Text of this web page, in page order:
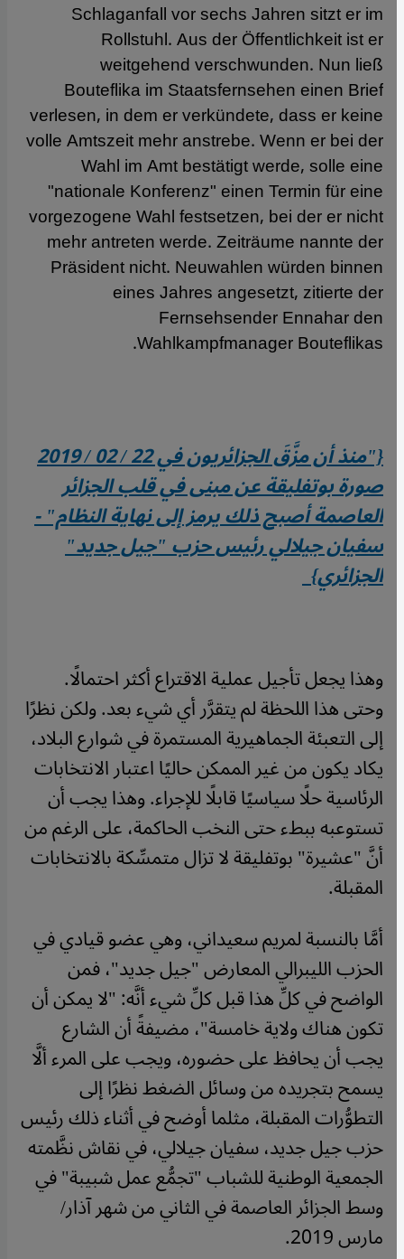
Schlaganfall vor sechs Jahren sitzt er im
Rollstuhl. Aus der Öffentlichkeit ist er
weitgehend verschwunden. Nun ließ
Bouteflika im Staatsfernsehen einen Brief
verlesen, in dem er verkündete, dass er keine
volle Amtszeit mehr anstrebe. Wenn er bei der
Wahl im Amt bestätigt werde, solle eine
"nationale Konferenz" einen Termin für eine
vorgezogene Wahl festsetzen, bei der er nicht
mehr antreten werde. Zeiträume nannte der
Präsident nicht. Neuwahlen würden binnen
eines Jahres angesetzt, zitierte der
Fernsehsender Ennahar den
Wahlkampfmanager Bouteflikas.
{"منذ أن مزَّقَ الجزائريون في 22 / 02 / 2019
صورة بوتفليقة عن مبنى في قلب الجزائر
العاصمة أصبح ذلك يرمز إلى نهاية النظام" -
سفيان جيلالي رئيس حزب "جيل جديد"
الجزائري}
وهذا يجعل تأجيل عملية الاقتراع أكثر احتمالًا.
وحتى هذا اللحظة لم يتقرَّر أي شيء بعد. ولكن نظرًا
إلى التعبئة الجماهيرية المستمرة في شوارع البلاد،
يكاد يكون من غير الممكن حاليًا اعتبار الانتخابات
الرئاسية حلًا سياسيًا قابلًا للإجراء. وهذا يجب أن
تستوعبه ببطء حتى النخب الحاكمة، على الرغم من
أنَّ "عشيرة" بوتفليقة لا تزال متمسِّكة بالانتخابات
المقبلة.
أمَّا بالنسبة لمريم سعيداني، وهي عضو قيادي في
الحزب الليبرالي المعارض "جيل جديد"، فمن
الواضح في كلِّ هذا قبل كلِّ شيء أنَّه: "لا يمكن أن
تكون هناك ولاية خامسة"، مضيفةً أن الشارع
يجب أن يحافظ على حضوره، ويجب على المرء ألَّا
يسمح بتجريده من وسائل الضغط نظرًا إلى
التطوُّرات المقبلة، مثلما أوضح في أثناء ذلك رئيس
حزب جيل جديد، سفيان جيلالي، في نقاش نظَّمته
الجمعية الوطنية للشباب "تجمُّع عمل شبيبة" في
وسط الجزائر العاصمة في الثاني من شهر آذار/
مارس 2019.